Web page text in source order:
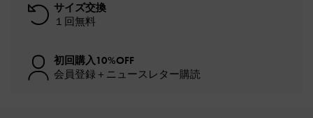
サイズ交換
１回無料
初回購入10%OFF
会員登録＋ニュースレター購読